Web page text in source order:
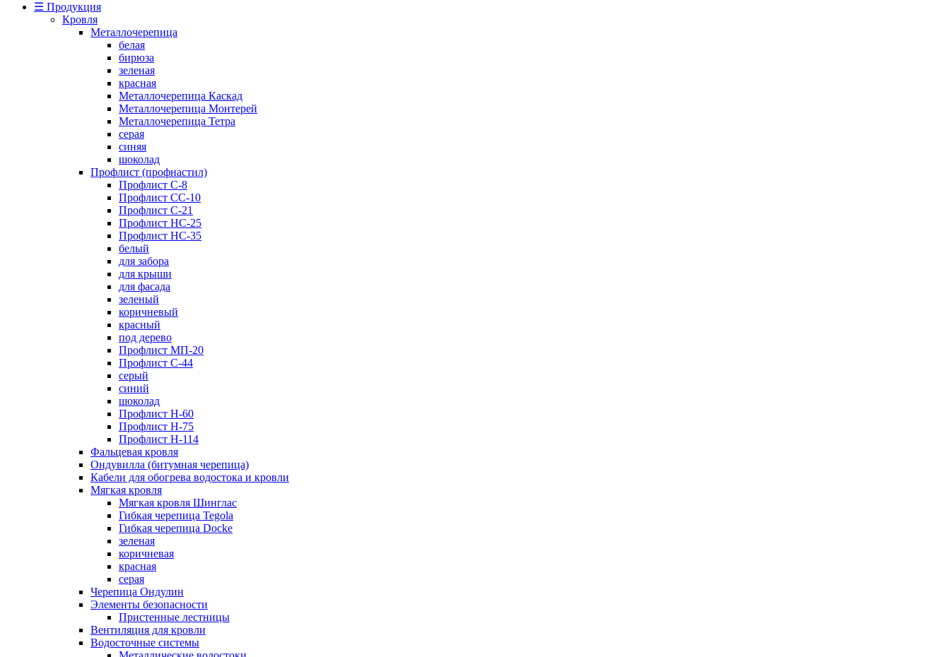
☰ Продукция
Кровля
Металлочерепица
белая
бирюза
зеленая
красная
Металлочерепица Каскад
Металлочерепица Монтерей
Металлочерепица Тетра
серая
синяя
шоколад
Профлист (профнастил)
Профлист С-8
Профлист СС-10
Профлист C-21
Профлист НС-25
Профлист НС-35
белый
для забора
для крыши
для фасада
зеленый
коричневый
красный
под дерево
Профлист МП-20
Профлист С-44
серый
синий
шоколад
Профлист Н-60
Профлист Н-75
Профлист H-114
Фальцевая кровля
Ондувилла (битумная черепица)
Кабели для обогрева водостока и кровли
Мягкая кровля
Мягкая кровля Шинглас
Гибкая черепица Tegola
Гибкая черепица Docke
зеленая
коричневая
красная
серая
Черепица Ондулин
Элементы безопасности
Пристенные лестницы
Вентиляция для кровли
Водосточные системы